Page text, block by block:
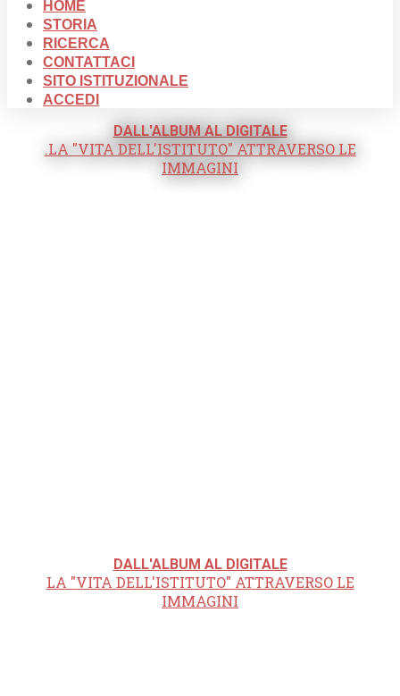
HOME
STORIA
RICERCA
CONTATTACI
SITO ISTITUZIONALE
ACCEDI
DALL'ALBUM AL DIGITALE
.LA "VITA DELL'ISTITUTO" ATTRAVERSO LE
IMMAGINI
DALL'ALBUM AL DIGITALE
LA "VITA DELL'ISTITUTO" ATTRAVERSO LE
IMMAGINI